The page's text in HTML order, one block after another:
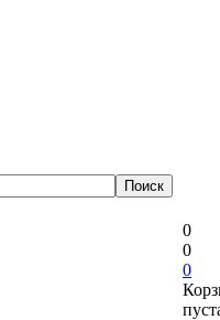
0
0
0